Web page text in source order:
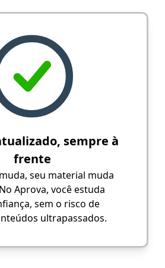
sempre à
frente
seu material muda
Aprova, você estuda
sem o risco de
ultrapassados.